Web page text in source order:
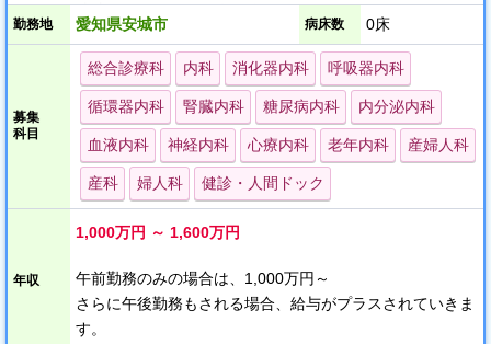
もちろん当直やオンコールもありません。
頑張りをしっかり評価する制度もあります。
長く働ける環境があるクリニックですので、予防医学に関心をお
持ちの先生におすすめです。
施設はとても綺麗でまるで高級ホテルのようです。
豪華なつくりで雰囲気が最高に贅沢です。
待合スペースには、沢山のソファーが置かれており、ゆったりと
した空間です。
待合のソファは座り心地が満点、かつとてもセンス良くおしゃれ
勤務地 愛知県安城市 病床数 0床
募集
科目
総合診療科 内科 消化器内科 呼吸器内科
循環器内科 腎臓内科 糖尿病内科 内分泌内科
血液内科 神経内科 心療内科 老年内科 産婦人科
産科 婦人科 健診・人間ドック
年収
1,000万円 ～ 1,600万円
午前勤務のみの場合は、1,000万円～
さらに午後勤務もされる場合、給与がプラスされていきま
す。